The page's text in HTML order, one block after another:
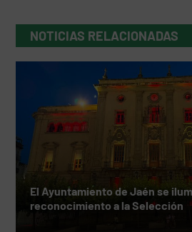
NOTICIAS RELACIONADAS
El Ayuntamiento de Jaén se
reconocimiento a la Selección